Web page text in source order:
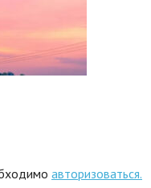
авторизоваться.